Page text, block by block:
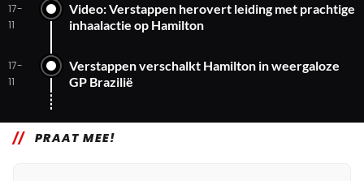
17-
11
Video: Verstappen herovert leiding met prachtige
inhaalactie op Hamilton
17-
11
Verstappen verschalkt Hamilton in weergaloze
GP Brazilië
PRAAT MEE!